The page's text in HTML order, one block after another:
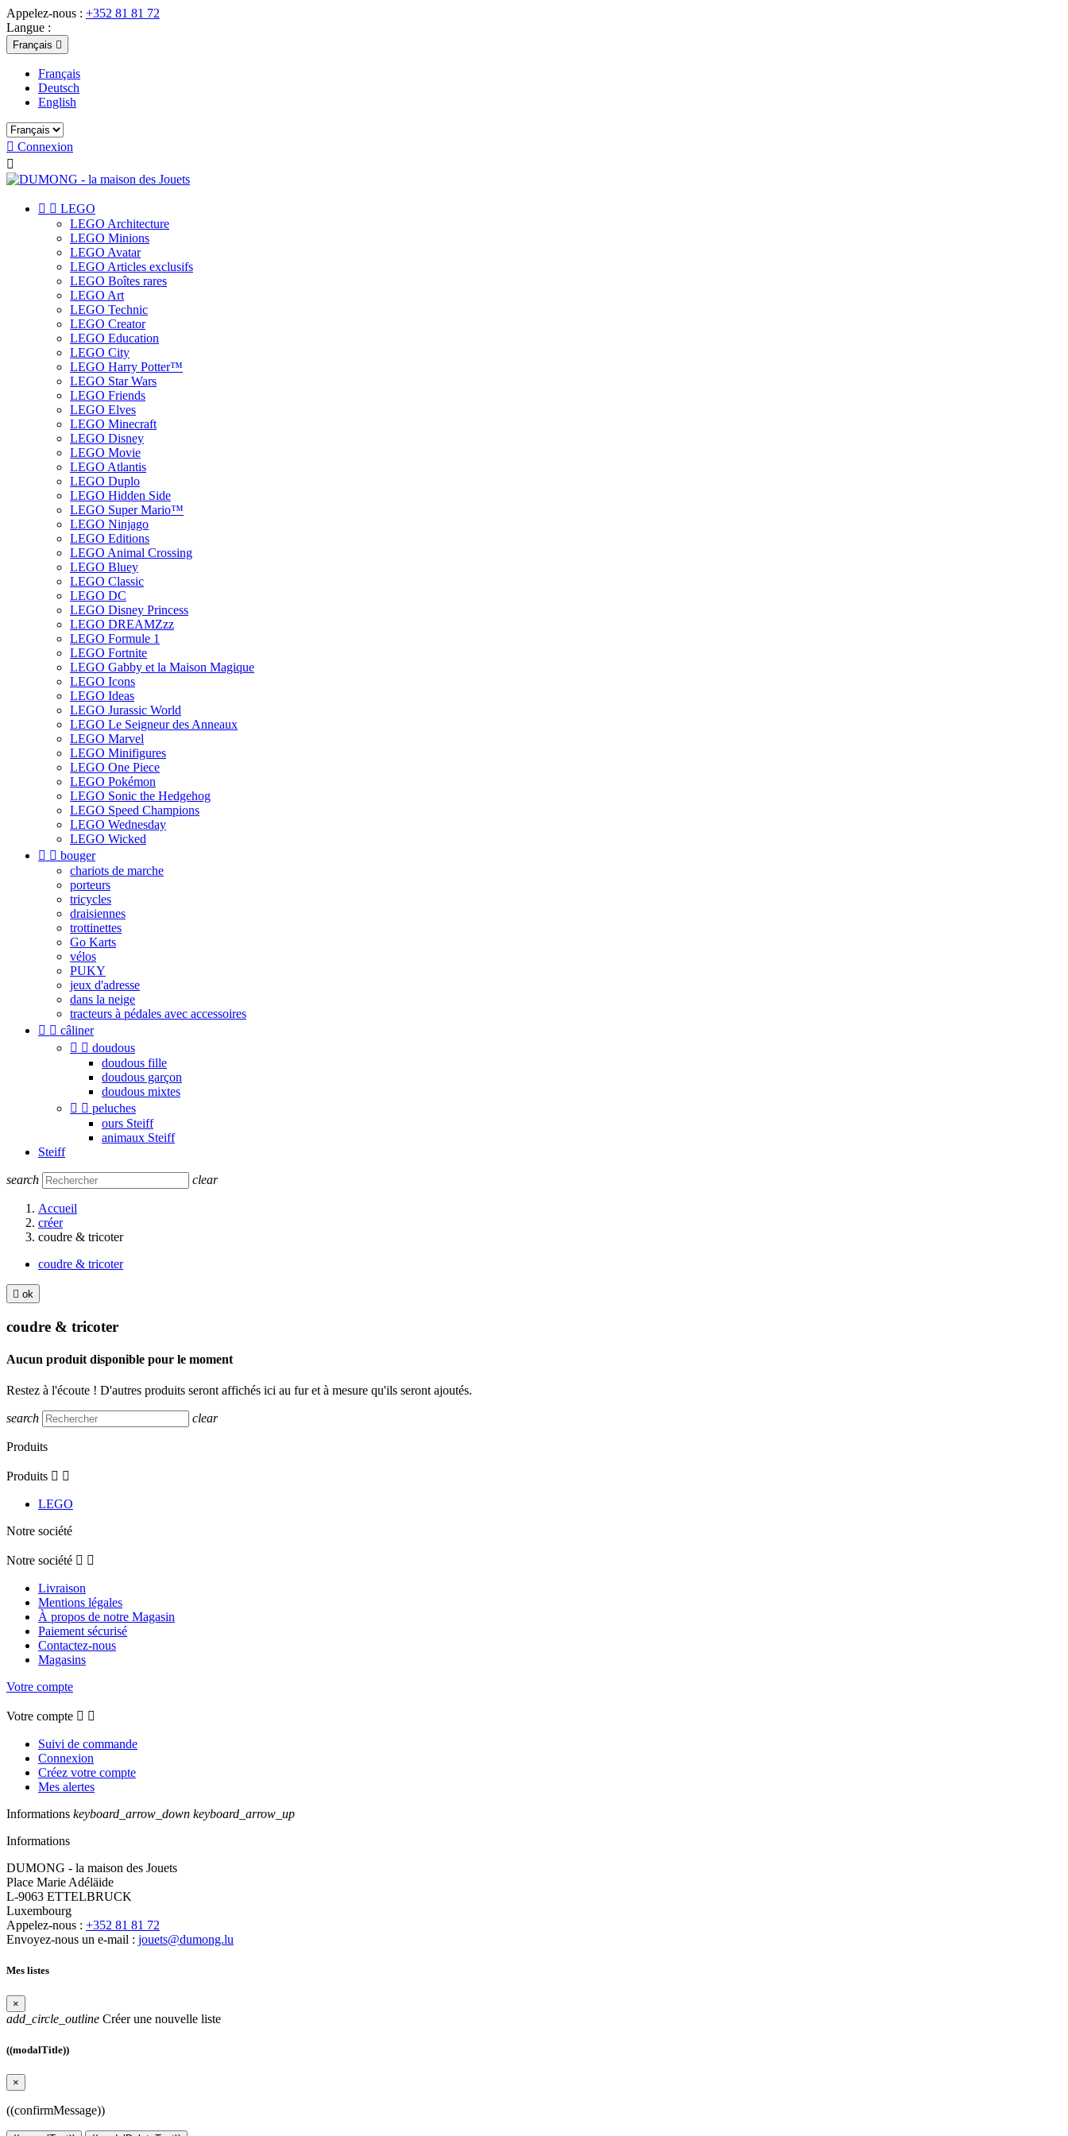
Appelez-nous : +352 81 81 72
Langue :
Français 
Français
Deutsch
English
 Connexion

  LEGO
LEGO Architecture
LEGO Minions
LEGO Avatar
LEGO Articles exclusifs
LEGO Boîtes rares
LEGO Art
LEGO Technic
LEGO Creator
LEGO Education
LEGO City
LEGO Harry Potter™
LEGO Star Wars
LEGO Friends
LEGO Elves
LEGO Minecraft
LEGO Disney
LEGO Movie
LEGO Atlantis
LEGO Duplo
LEGO Hidden Side
LEGO Super Mario™
LEGO Ninjago
LEGO Editions
LEGO Animal Crossing
LEGO Bluey
LEGO Classic
LEGO DC
LEGO Disney Princess
LEGO DREAMZzz
LEGO Formule 1
LEGO Fortnite
LEGO Gabby et la Maison Magique
LEGO Icons
LEGO Ideas
LEGO Jurassic World
LEGO Le Seigneur des Anneaux
LEGO Marvel
LEGO Minifigures
LEGO One Piece
LEGO Pokémon
LEGO Sonic the Hedgehog
LEGO Speed Champions
LEGO Wednesday
LEGO Wicked
  bouger
chariots de marche
porteurs
tricycles
draisiennes
trottinettes
Go Karts
vélos
PUKY
jeux d'adresse
dans la neige
tracteurs à pédales avec accessoires
  câliner
  doudous
doudous fille
doudous garçon
doudous mixtes
  peluches
ours Steiff
animaux Steiff
Steiff
search clear
Accueil
créer
coudre & tricoter
coudre & tricoter
 ok
coudre & tricoter
Aucun produit disponible pour le moment
Restez à l'écoute ! D'autres produits seront affichés ici au fur et à mesure qu'ils seront ajoutés.
search clear
Produits
Produits  
LEGO
Notre société
Notre société  
Livraison
Mentions légales
À propos de notre Magasin
Paiement sécurisé
Contactez-nous
Magasins
Votre compte
Votre compte  
Suivi de commande
Connexion
Créez votre compte
Mes alertes
Informations keyboard_arrow_down keyboard_arrow_up
Informations
DUMONG - la maison des Jouets
Place Marie Adéläide
L-9063 ETTELBRUCK
Luxembourg
Appelez-nous : +352 81 81 72
Envoyez-nous un e-mail : jouets@dumong.lu
Mes listes
×
add_circle_outline Créer une nouvelle liste
((modalTitle))
×
((confirmMessage))